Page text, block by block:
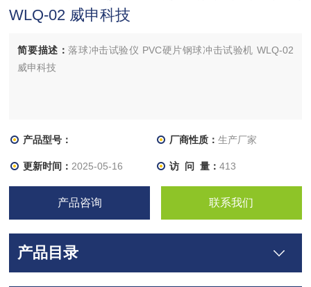
WLQ-02 威申科技
简要描述：落球冲击试验仪 PVC硬片钢球冲击试验机 WLQ-02
威申科技
产品型号： 厂商性质： 生产厂家
更新时间： 2025-05-16 访 问 量： 413
产品咨询 联系我们
产品目录